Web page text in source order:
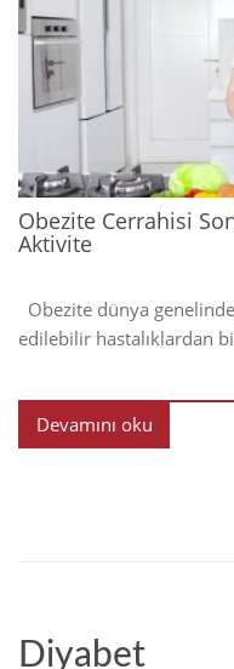
Obezite Cerrahisi
Aktivite
Obezite dünya
edilebilir hastalıklardan
Devamını oku
Diyabet